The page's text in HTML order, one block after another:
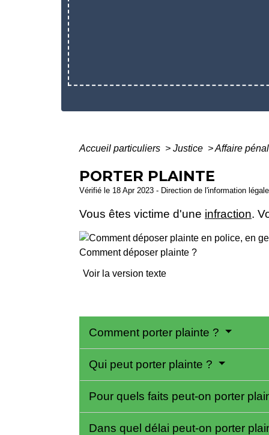
Accueil particuliers > Justice >Affaire
PORTER PLAINTE
Vérifié le 18 Apr 2023 - Direction de l'information
Vous êtes victime d'une infraction.
Comment déposer plainte ?
Voir la version texte
Comment porter plainte ?
Qui peut porter plainte ?
Pour quels faits peut-on porter
Dans quel délai peut-on porter